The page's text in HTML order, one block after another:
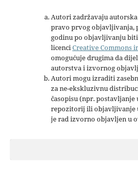
Autori zadržavaju
pravo prvog objavljivanja,
godinu po objavljivanju
licenciCreative Commons
omogućuje drugima da
autorstva i izvornog
Autori mogu izraditi
za ne-ekskluzivnu
časopisu (npr.
repozitorij ili objavljivanje
je rad izvorno objavljen u